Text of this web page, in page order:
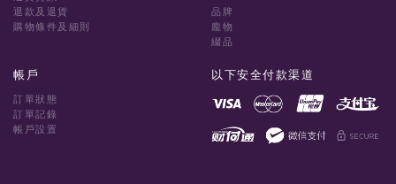
退款及退貨
購物條件及細則
品牌
龐物
綴品
帳戶
訂單狀態
訂單記錄
帳戶設置
以下安全付款渠道